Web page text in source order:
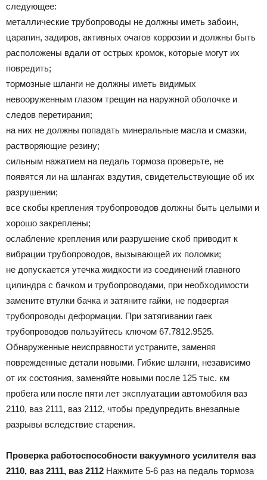
следующее:
металлические трубопроводы не должны иметь забоин,
царапин, задиров, активных очагов коррозии и должны быть
расположены вдали от острых кромок, которые могут их
повредить;
тормозные шланги не должны иметь видимых
невооруженным глазом трещин на наружной оболочке и
следов перетирания;
на них не должны попадать минеральные масла и смазки,
растворяющие резину;
сильным нажатием на педаль тормоза проверьте, не
появятся ли на шлангах вздутия, свидетельствующие об их
разрушении;
все скобы крепления трубопроводов должны быть целыми и
хорошо закреплены;
ослабление крепления или разрушение скоб приводит к
вибрации трубопроводов, вызывающей их поломки;
не допускается утечка жидкости из соединений главного
цилиндра с бачком и трубопроводами, при необходимости
замените втулки бачка и затяните гайки, не подвергая
трубопроводы деформации. При затягивании гаек
трубопроводов пользуйтесь ключом 67.7812.9525.
Обнаруженные неисправности устраните, заменяя
поврежденные детали новыми. Гибкие шланги, независимо
от их состояния, заменяйте новыми после 125 тыс. км
пробега или после пяти лет эксплуатации автомобиля ваз
2110, ваз 2111, ваз 2112, чтобы предупредить внезапные
разрывы вследствие старения.
Проверка работоспособности вакуумного усилителя ваз
2110, ваз 2111, ваз 2112 Нажмите 5-6 раз на педаль тормоза